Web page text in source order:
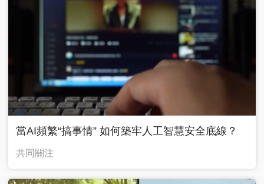
當AI頻繁“搞事情” 如何築牢人工智慧安全底線？
共同關注